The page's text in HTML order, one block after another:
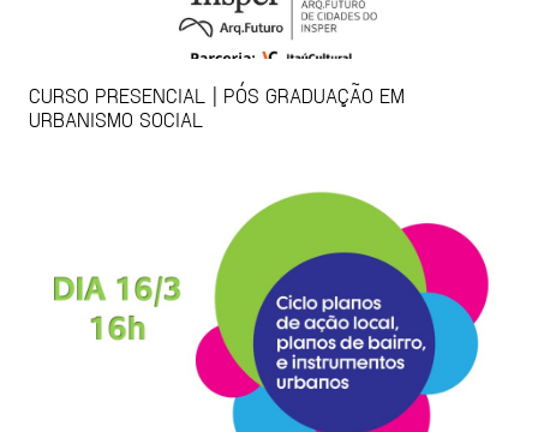
CURSO PRESENCIAL | PÓS GRADUAÇÃO EM
URBANISMO SOCIAL